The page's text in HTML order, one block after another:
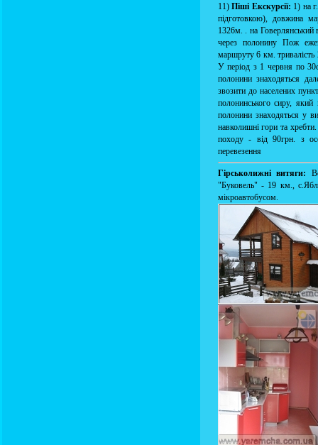
11)Піші Екскурсії: 1) на
підготовкою), довжина
1326м. . на Говерлянський
через полонину Пож
маршруту 6 км.
У період з 1 червня по
полонини знаходяться
звозити до населених
полонинського сиру,
полонини знаходяться у
навколишні гори та
походу - від 90грн. з
перевезення
Гірськолижні витяги:
"Буковель" - 19 км.,
мікроавтобусом.